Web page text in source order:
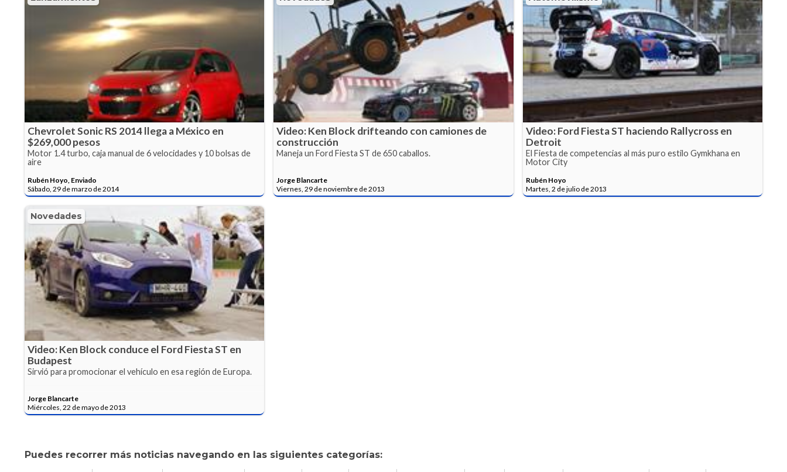
Chevrolet Sonic RS 2014 llega a México en
$269,000 pesos
Motor 1.4 turbo, caja manual de 6 velocidades y 10 bolsas de
aire
Rubén Hoyo, Enviado
Sábado, 29 de marzo de 2014
Video: Ken Block drifteando con camiones de
construcción
Maneja un Ford Fiesta ST de 650 caballos.
Jorge Blancarte
Viernes, 29 de noviembre de 2013
Video: Ford Fiesta ST haciendo Rallycross en
Detroit
El Fiesta de competencias al más puro estilo Gymkhana en
Motor City
Rubén Hoyo
Martes, 2 de julio de 2013
Novedades
Video: Ken Block conduce el Ford Fiesta ST en
Budapest
Sirvió para promocionar el vehículo en esa región de Europa.
Jorge Blancarte
Miércoles, 22 de mayo de 2013
Puedes recorrer más noticias navegando en las siguientes categorías: